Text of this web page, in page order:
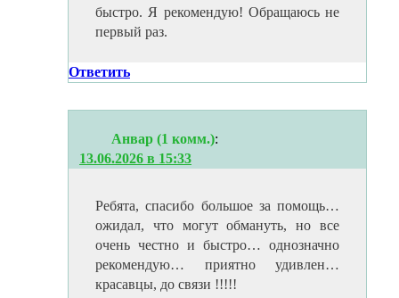
быстро. Я рекомендую! Обращаюсь не
первый раз.
Ответить
Анвар (1 комм.):
13.06.2026 в 15:33
Ребята, спасибо большое за помощь…
ожидал, что могут обмануть, но все
очень честно и быстро… однозначно
рекомендую… приятно удивлен…
красавцы, до связи !!!!!